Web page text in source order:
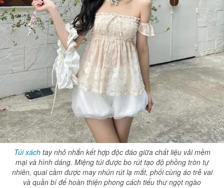
Túi xáchtay nhỏ nhắn kết hợp độc đáo giữa chất liệu vải mềm
mại và hình dáng. Miệng túi được bo rút tạo độ phồng tròn tự
nhiên, quai cầm được may nhún rút lạ mắt, phối cùng áo trễ vai
và quần bí để hoàn thiện phong cách tiểu thư ngọt ngào